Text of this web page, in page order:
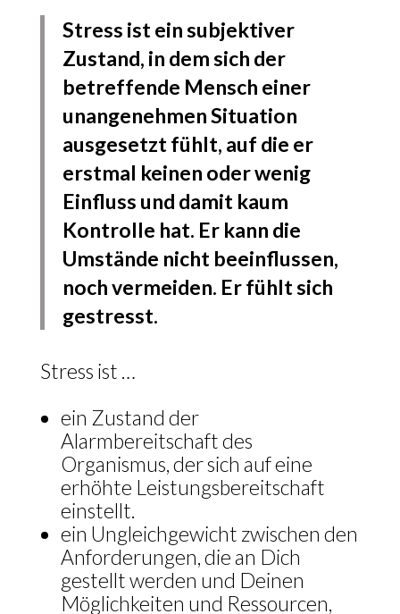
Stress ist ein subjektiver
Zustand, in dem sich der
betreffende Mensch einer
unangenehmen Situation
ausgesetzt fühlt, auf die er
erstmal keinen oder wenig
Einfluss und damit kaum
Kontrolle hat. Er kann die
Umstände nicht beeinflussen,
noch vermeiden. Er fühlt sich
gestresst.
Stress ist …
ein Zustand der
Alarmbereitschaft des
Organismus, der sich auf eine
erhöhte Leistungsbereitschaft
einstellt.
ein Ungleichgewicht zwischen den
Anforderungen, die an Dich
gestellt werden und Deinen
Möglichkeiten und Ressourcen,